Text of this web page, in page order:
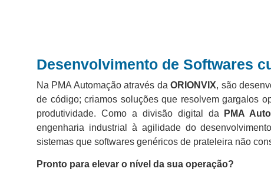
Desenvolvimento de Softwares
Na PMA Automação através daORIONVIX, são
de código; criamos soluções que resolvem gargalos
produtividade. Como a divisão digital da
PMA
engenharia industrial à agilidade do
sistemas que softwares genéricos de prateleira não
Pronto para elevar o nível da sua operação?